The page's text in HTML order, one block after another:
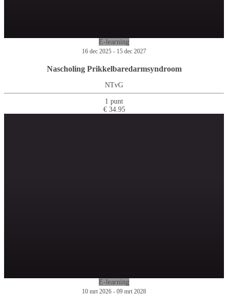
E-learning
16 dec 2025 - 15 dec 2027
Nascholing Prikkelbaredarmsyndroom
NTvG
1 punt
€ 34.95
E-learning
10 mrt 2026 - 09 mrt 2028